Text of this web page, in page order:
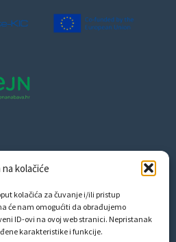
kolačiće
kolačića za čuvanje i/ili pristup
će nam omogućiti da obrađujemo
ID-ovi na ovoj web stranici. Nepristanak
karakteristike i funkcije.